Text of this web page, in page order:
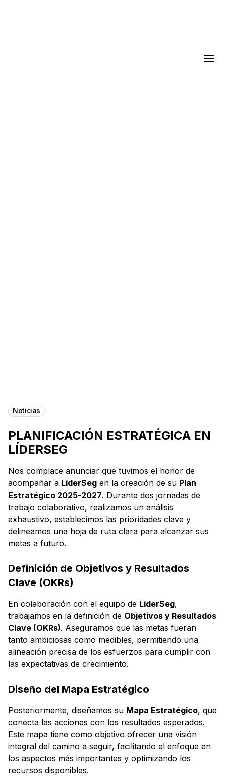
Noticias
PLANIFICACIÓN ESTRATÉGICA EN
LÍDERSEG
Nos complace anunciar que tuvimos el honor de
acompañar a LíderSeg en la creación de su Plan
Estratégico 2025-2027. Durante dos jornadas de
trabajo colaborativo, realizamos un análisis
exhaustivo, establecimos las prioridades clave y
delineamos una hoja de ruta clara para alcanzar sus
metas a futuro.
Definición de Objetivos y Resultados
Clave (OKRs)
En colaboración con el equipo de LíderSeg,
trabajamos en la definición de Objetivos y Resultados
Clave (OKRs). Aseguramos que las metas fueran
tanto ambiciosas como medibles, permitiendo una
alineación precisa de los esfuerzos para cumplir con
las expectativas de crecimiento.
Diseño del Mapa Estratégico
Posteriormente, diseñamos su Mapa Estratégico, que
conecta las acciones con los resultados esperados.
Este mapa tiene como objetivo ofrecer una visión
integral del camino a seguir, facilitando el enfoque en
los aspectos más importantes y optimizando los
recursos disponibles.